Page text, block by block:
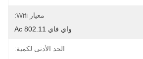
معيار Wifi:
واي فاي 802.11 Ac
الحد الأدنى لكمية: